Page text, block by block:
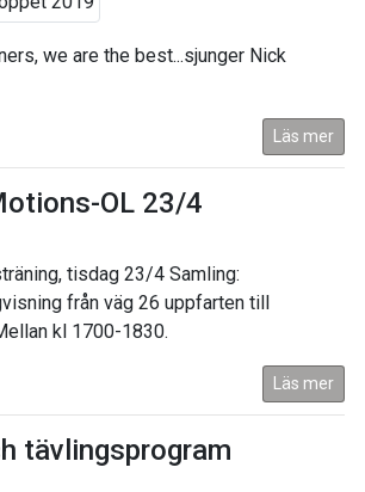
we are the best...sjunger Nick
Läs mer
OL 23/4
tisdag 23/4 Samling:
från väg 26 uppfarten till
kl 1700-1830.
Läs mer
tävlingsprogram